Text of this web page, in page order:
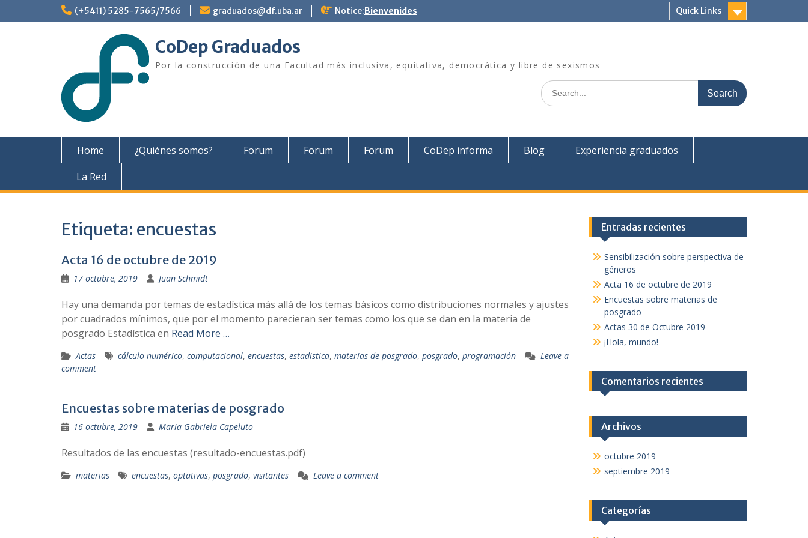
(+5411) 5285-7565/7566 graduados@df.uba.ar Notice:Bienvenides Quick Links
CoDep Graduados
Por la construcción de una Facultad más inclusiva, equitativa, democrática y libre de sexismos
Search
for:
Home ¿Quiénes somos? Forum Forum Forum CoDep informa Blog
Experiencia graduados
La Red
Etiqueta: encuestas
Acta 16 de octubre de 2019
17 octubre, 2019 Juan Schmidt
Hay una demanda por temas de estadística más allá de los temas básicos como distribuciones normales y ajustes
por cuadrados mínimos, que por el momento parecieran ser temas como los que se dan en la materia de
posgrado Estadística en Read More …
Actas cálculo numérico, computacional, encuestas, estadistica, materias de posgrado, posgrado, programación
Leave a
comment
Encuestas sobre materias de posgrado
16 octubre, 2019 Maria Gabriela Capeluto
Resultados de las encuestas (resultado-encuestas.pdf)
materias encuestas, optativas, posgrado, visitantes Leave a comment
Entradas recientes
Sensibilización sobre perspectiva de
géneros
Acta 16 de octubre de 2019
Encuestas sobre materias de
posgrado
Actas 30 de Octubre 2019
¡Hola, mundo!
Comentarios recientes
Archivos
octubre 2019
septiembre 2019
Categorías